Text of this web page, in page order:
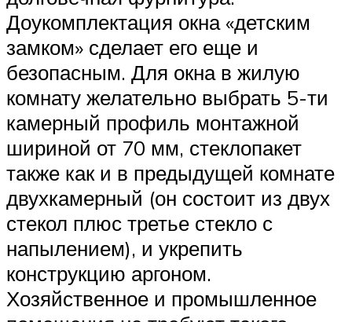
Доукомплектация окна «детским
замком» сделает его еще и
безопасным. Для окна в жилую
комнату желательно выбрать 5-ти
камерный профиль монтажной
шириной от 70 мм, стеклопакет
также как и в предыдущей комнате
двухкамерный (он состоит из двух
стекол плюс третье стекло с
напылением), и укрепить
конструкцию аргоном.
Хозяйственное и промышленное